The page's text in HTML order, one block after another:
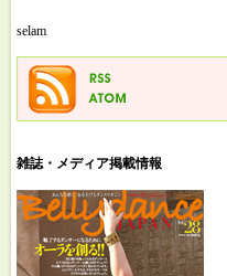
selam
雑誌・メディア掲載情報